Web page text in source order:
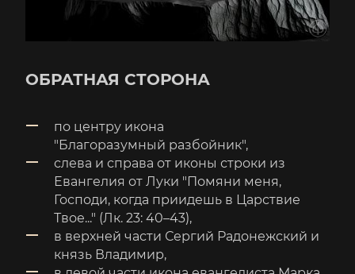
ОБРАТНАЯ СТОРОНА
по центру икона
"Благоразумный разбойник",
слева и справа от иконы строки из
Евангелия от Луки "Помяни меня,
Господи, когда приидешь в Царствие
Твое..." (Лк. 23: 40–43),
в верхней части Сергий Радонежский и
князь Владимир,